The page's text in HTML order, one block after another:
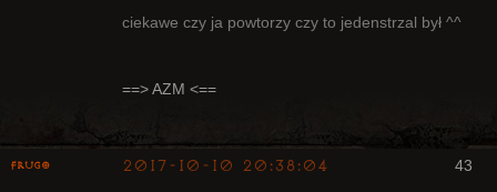
ciekawe czy ja powtorzy czy to jedenstrzal był ^^
==> AZM <==
43
Frugo 2017-10-10 20:38:04